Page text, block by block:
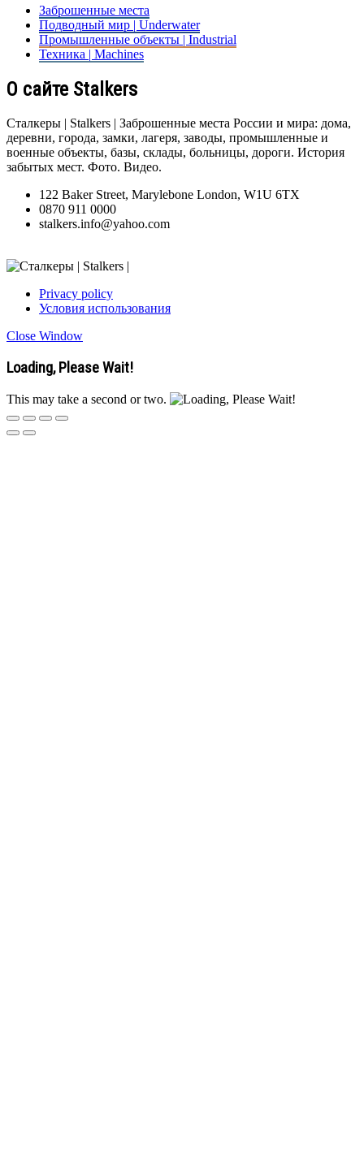
Заброшенные места
Подводный мир | Underwater
Промышленные объекты | Industrial
Техника | Machines
О сайте Stalkers
Сталкеры | Stalkers | Заброшенные места России и мира: дома,
деревни, города, замки, лагеря, заводы, промышленные и
военные объекты, базы, склады, больницы, дороги. История
забытых мест. Фото. Видео.
122 Baker Street, Marylebone London, W1U 6TX
0870 911 0000
stalkers.info@yahoo.com
Privacy policy
Условия использования
Close Window
Loading, Please Wait!
This may take a second or two.